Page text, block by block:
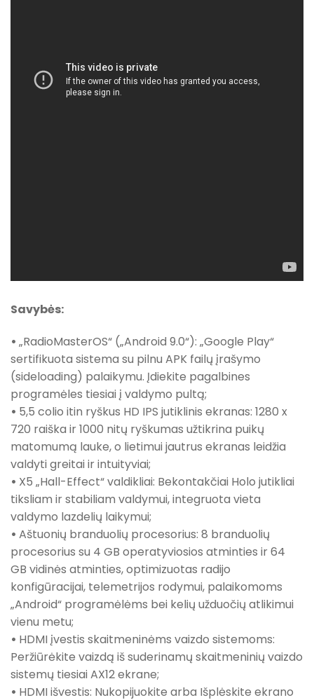
Savybės:
• „RadioMasterOS“ („Android 9.0“): „Google Play“
sertifikuota sistema su pilnu APK failų įrašymo
(sideloading) palaikymu. Įdiekite pagalbines
programėles tiesiai į valdymo pultą;
• 5,5 colio itin ryškus HD IPS jutiklinis ekranas: 1280 x
720 raiška ir 1000 nitų ryškumas užtikrina puikų
matomumą lauke, o lietimui jautrus ekranas leidžia
valdyti greitai ir intuityviai;
• X5 „Hall-Effect“ valdikliai: Bekontakčiai Holo jutikliai
tiksliam ir stabiliam valdymui, integruota vieta
valdymo lazdelių laikymui;
• Aštuonių branduolių procesorius: 8 branduolių
procesorius su 4 GB operatyviosios atminties ir 64
GB vidinės atminties, optimizuotas radijo
konfigūracijai, telemetrijos rodymui, palaikomoms
„Android“ programėlėms bei kelių užduočių atlikimui
vienu metu;
• HDMI įvestis skaitmeninėms vaizdo sistemoms:
Peržiūrėkite vaizdą iš suderinamų skaitmeninių vaizdo
sistemų tiesiai AX12 ekrane;
• HDMI išvestis: Nukopijuokite arba Išplėskite ekrano